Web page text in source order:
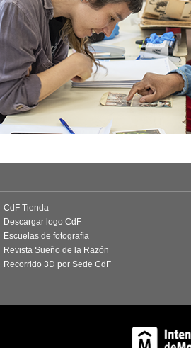
CdF Tienda
Descargar logo CdF
Escuelas de fotografía
Revista Sueño de la Razón
Recorrido 3D por Sede CdF